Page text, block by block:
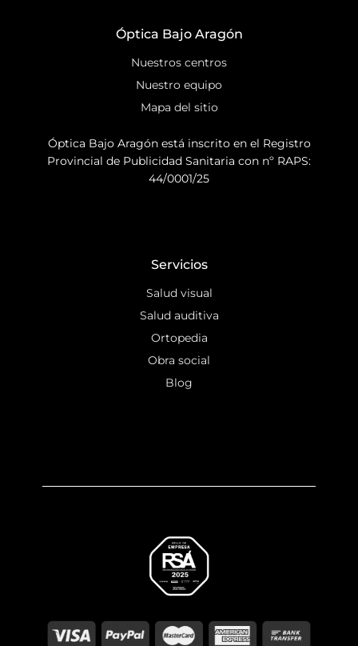
Óptica Bajo Aragón
Nuestros centros
Nuestro equipo
Mapa del sitio
Óptica Bajo Aragón está inscrito en el Registro
Provincial de Publicidad Sanitaria con nº RAPS:
44/0001/25
Servicios
Salud visual
Salud auditiva
Ortopedia
Obra social
Blog